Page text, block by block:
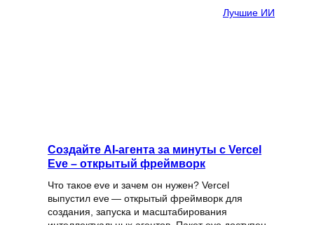
Лучшие ИИ
Создайте AI‑агента за минуты с Vercel
Eve – открытый фреймворк
Что такое eve и зачем он нужен? Vercel
выпустил eve — открытый фреймворк для
создания, запуска и масштабирования